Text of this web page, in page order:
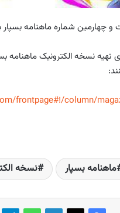
شماره ماهنامه بسپار
تهیه نسخه الکترونیک ماهنامه
frontpage#!/column/
ماهنامه بسپار نسخه